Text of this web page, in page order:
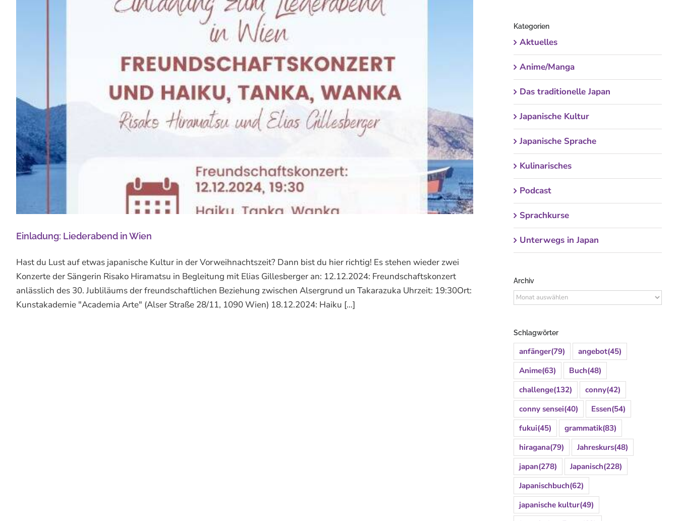
Einladung: Liederabend in Wien
Hast du Lust auf etwas japanische Kultur in der Vorweihnachtszeit? Dann bist du hier richtig! Es stehen wieder zwei
Konzerte der Sängerin Risako Hiramatsu in Begleitung mit Elias Gillesberger an: 12.12.2024: Freundschaftskonzert
anlässlich des 30. Jubliläums der freundschaftlichen Beziehung zwischen Alsergrund un Takarazuka Uhrzeit: 19:30Ort:
Kunstakademie "Academia Arte" (Alser Straße 28/11, 1090 Wien) 18.12.2024: Haiku [...]
Kategorien
Aktuelles
Anime/Manga
Das traditionelle Japan
Japanische Kultur
Japanische Sprache
Kulinarisches
Podcast
Sprachkurse
Unterwegs in Japan
Archiv
Archiv
Schlagwörter
anfänger(79) angebot(45)
Anime(63) Buch(48)
challenge(132) conny(42)
conny sensei(40) Essen(54)
fukui(45) grammatik(83)
hiragana(79) Jahreskurs(48)
japan(278) Japanisch(228)
Japanischbuch(62)
japanische kultur(49)